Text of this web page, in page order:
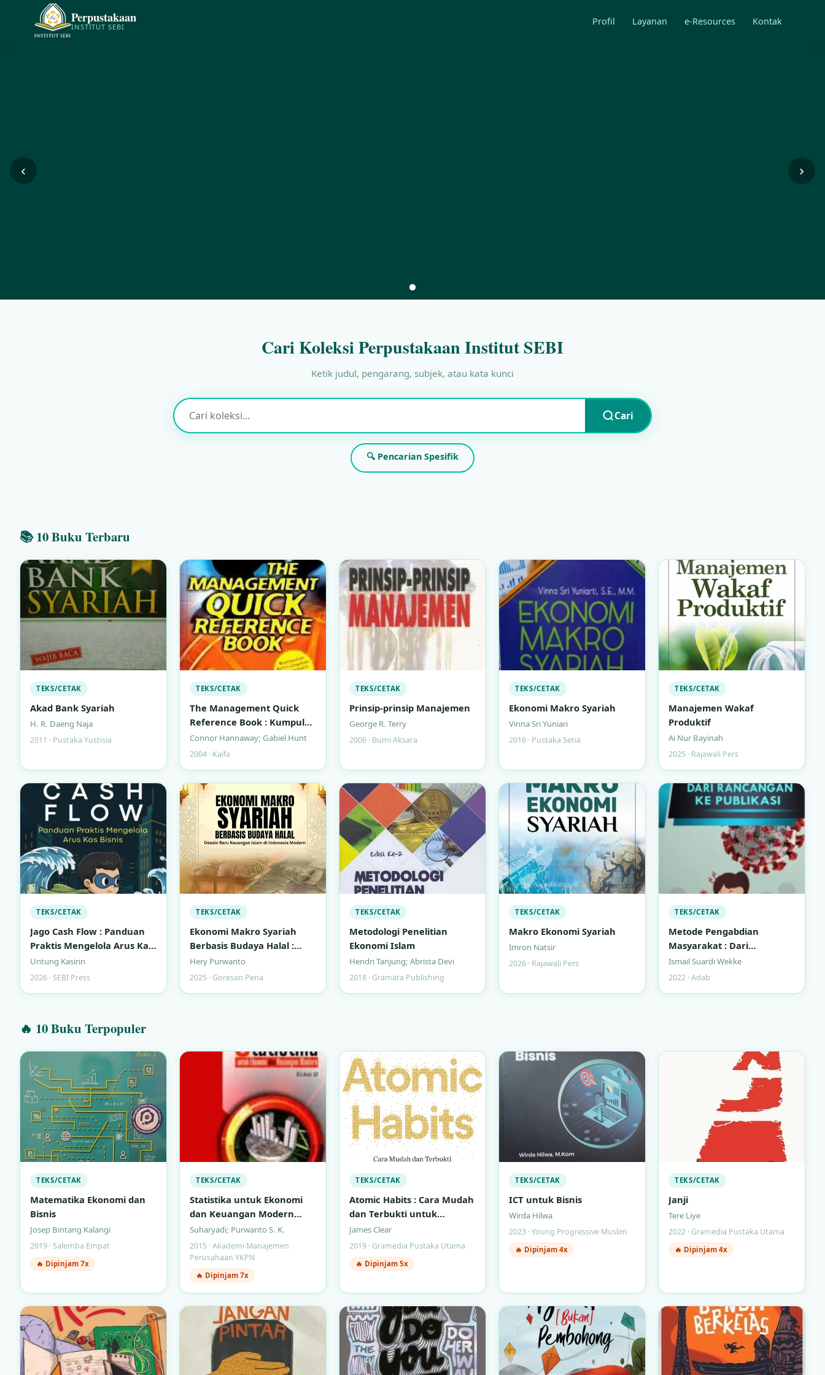
Perpustakaan
INSTITUT SEBI Profil Layanan e-Resources Kontak
‹ ›
Cari Koleksi Perpustakaan Institut SEBI
Ketik judul, pengarang, subjek, atau kata kunci
Cari
🔍 Pencarian Spesifik
📚 10 Buku Terbaru
TEKS/CETAK
Akad Bank Syariah
H. R. Daeng Naja
2011 · Pustaka Yustisia
TEKS/CETAK
The Management Quick
Reference Book : Kumpulan
Keterampilan Manajemen
untuk Manajer Sibuk
Connor Hannaway; Gabiel Hunt
2004 · Kaifa
TEKS/CETAK
Prinsip-prinsip Manajemen
George R. Terry
2006 · Bumi Aksara
TEKS/CETAK
Ekonomi Makro Syariah
Vinna Sri Yuniari
2016 · Pustaka Setia
TEKS/CETAK
Manajemen Wakaf
Produktif
Ai Nur Bayinah
2025 · Rajawali Pers
TEKS/CETAK
Jago Cash Flow : Panduan
Praktis Mengelola Arus Kas
Bisnis
Untung Kasirin
2026 · SEBI Press
TEKS/CETAK
Ekonomi Makro Syariah
Berbasis Budaya Halal :
Desain Baru Keuangan
Islam di Indonesia Modern
Hery Purwanto
2025 · Goresan Pena
TEKS/CETAK
Metodologi Penelitian
Ekonomi Islam
Hendri Tanjung; Abrista Devi
2018 · Gramata Publishing
TEKS/CETAK
Makro Ekonomi Syariah
Imron Natsir
2026 · Rajawali Pers
TEKS/CETAK
Metode Pengabdian
Masyarakat : Dari
Rancangan ke Publikasi
Ismail Suardi Wekke
2022 · Adab
🔥 10 Buku Terpopuler
TEKS/CETAK
Matematika Ekonomi dan
Bisnis
Josep Bintang Kalangi
2019 · Salemba Empat
🔥 Dipinjam 7x
TEKS/CETAK
Statistika untuk Ekonomi
dan Keuangan Modern
(Buku 2)
Suharyadi; Purwanto S. K.
2015 · Akademi Manajemen
Perusahaan YKPN
🔥 Dipinjam 7x
TEKS/CETAK
Atomic Habits : Cara Mudah
dan Terbukti untuk
Membentuk Kebiasaan Baik
dan Menghilangkan
Kebiasaan Buruk
James Clear
2019 · Gramedia Pustaka Utama
🔥 Dipinjam 5x
TEKS/CETAK
ICT untuk Bisnis
Wirda Hilwa
2023 · Young Progressive Muslim
🔥 Dipinjam 4x
TEKS/CETAK
Janji
Tere Liye
2022 · Gramedia Pustaka Utama
🔥 Dipinjam 4x